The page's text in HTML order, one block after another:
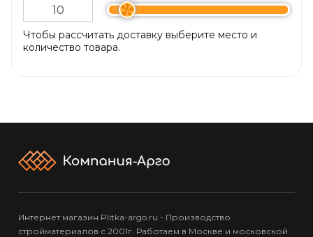
Чтобы рассчитать доставку выберите место и
количество товара.
Интернет магазин Plitka-argo.ru - Производство
стройматериалов с 2001г. Работаем в Москве и московской